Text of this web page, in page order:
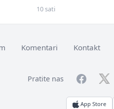
10 sati
Komentari Kontakt
Pratite nas Facebook
App Store